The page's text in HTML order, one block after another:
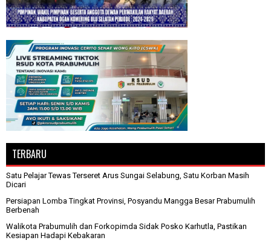
TERBARU
Satu Pelajar Tewas Terseret Arus Sungai Selabung, Satu Korban Masih
Dicari
Persiapan Lomba Tingkat Provinsi, Posyandu Mangga Besar Prabumulih
Berbenah
Walikota Prabumulih dan Forkopimda Sidak Posko Karhutla, Pastikan
Kesiapan Hadapi Kebakaran